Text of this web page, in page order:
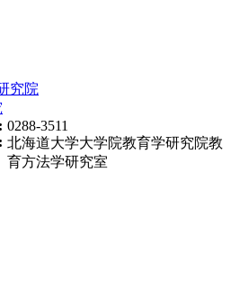
究院
0288-3511
北海道大学大学院教育学研究院教
育方法学研究室